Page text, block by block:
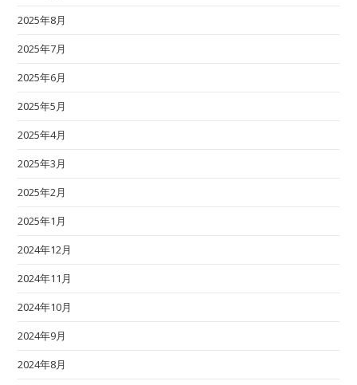
2025年8月
2025年7月
2025年6月
2025年5月
2025年4月
2025年3月
2025年2月
2025年1月
2024年12月
2024年11月
2024年10月
2024年9月
2024年8月